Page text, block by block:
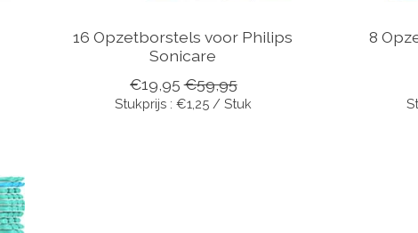
16 Opzetborstels voor Philips
Sonicare
€19,95 €59,95
Stukprijs : €1,25 / Stuk
8